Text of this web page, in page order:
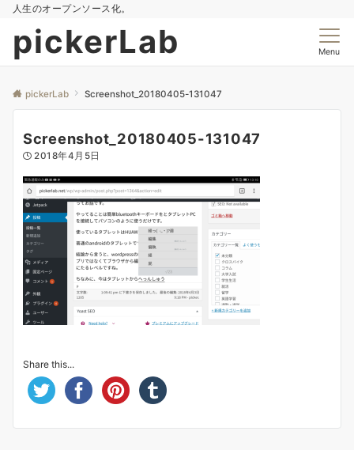
人生のオープンソース化。
pickerLab Menu
pickerLab Screenshot_20180405-131047
Screenshot_20180405-131047
2018年4月5日
Share this...